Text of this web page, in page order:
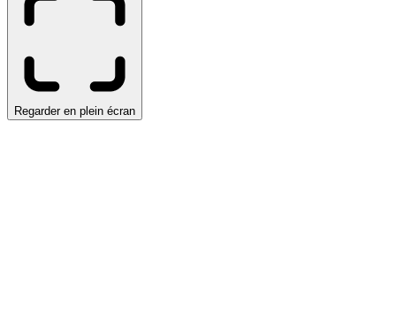
Regarder en plein écran